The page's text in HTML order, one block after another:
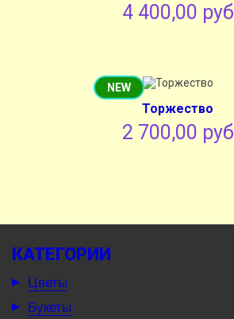
4 400,00 руб
NEW
Торжество
2 700,00 руб
КАТЕГОРИИ
Цветы
Букеты